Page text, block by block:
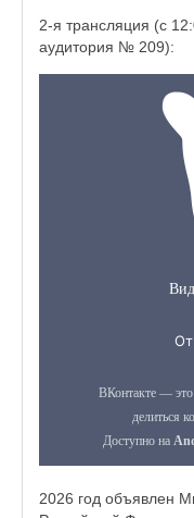
2-я трансляция (с
аудитория № 209):
2026 год объявлен